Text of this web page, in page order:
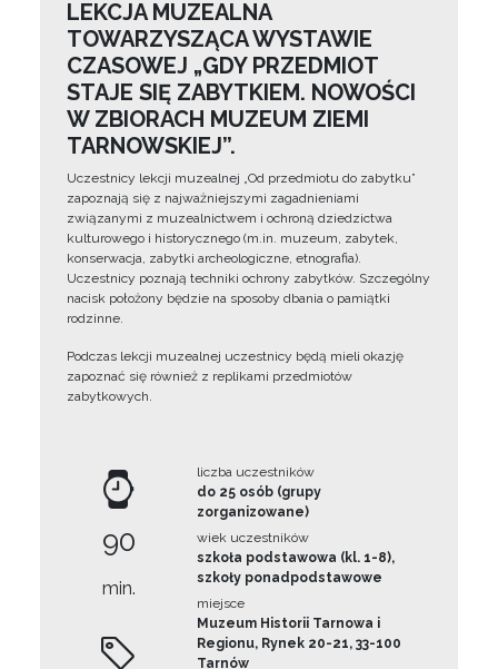
LEKCJA MUZEALNA
TOWARZYSZĄCA WYSTAWIE
CZASOWEJ „GDY PRZEDMIOT
STAJE SIĘ ZABYTKIEM. NOWOŚCI
W ZBIORACH MUZEUM ZIEMI
TARNOWSKIEJ”.
Uczestnicy lekcji muzealnej „Od przedmiotu do zabytku”
zapoznają się z najważniejszymi zagadnieniami
związanymi z muzealnictwem i ochroną dziedzictwa
kulturowego i historycznego (m.in. muzeum, zabytek,
konserwacja, zabytki archeologiczne, etnografia).
Uczestnicy poznają techniki ochrony zabytków. Szczególny
nacisk położony będzie na sposoby dbania o pamiątki
rodzinne.
Podczas lekcji muzealnej uczestnicy będą mieli okazję
zapoznać się również z replikami przedmiotów
zabytkowych.
90
min.
liczba uczestników
do 25 osób (grupy
zorganizowane)
wiek uczestników
szkoła podstawowa (kl. 1-8),
szkoły ponadpodstawowe
miejsce
Muzeum Historii Tarnowa i
Regionu, Rynek 20-21, 33-100
Tarnów